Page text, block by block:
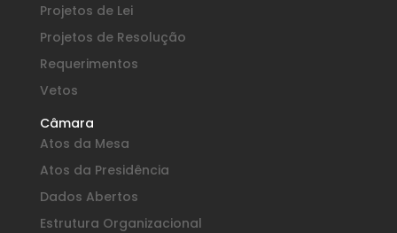
Projetos de Lei
Projetos de Resolução
Requerimentos
Vetos
Câmara
Atos da Mesa
Atos da Presidência
Dados Abertos
Estrutura Organizacional